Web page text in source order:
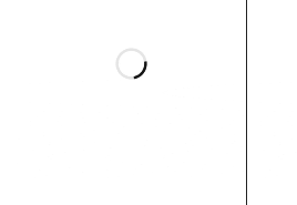
Rekomenduojamas laidas:
pagal srovę ir ilgį)